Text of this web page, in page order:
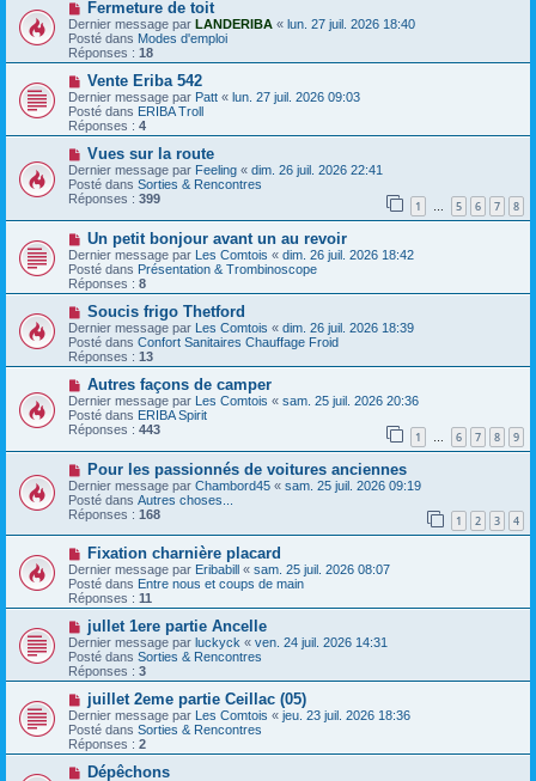
a
g
e
m
e
s
s
a
g
e
N
o
u
v
e
a
m
e
s
s
g
e
Fermeture de toit
Dernier message par LANDERIBA « lun. 27 juil. 2026 18:40
Posté dans Modes d'emploi
Réponses : 18
N
o
u
v
e
a
m
e
s
s
a
g
e
Vente Eriba 542
Dernier message par Patt « lun. 27 juil. 2026 09:03
Posté dans ERIBA Troll
Réponses : 4
N
o
u
v
e
a
m
e
s
s
a
g
e
Vues sur la route
Dernier message par Feeling « dim. 26 juil. 2026 22:41
Posté dans Sorties & Rencontres
Réponses : 399 1 … 5 6 7 8
N
o
u
v
e
a
u
m
e
s
a
g
e
Un petit bonjour avant un au revoir
Dernier message par Les Comtois « dim. 26 juil. 2026 18:42
Posté dans Présentation & Trombinoscope
Réponses : 8
N
o
u
v
e
u
m
e
s
s
a
g
e
Soucis frigo Thetford
Dernier message par Les Comtois « dim. 26 juil. 2026 18:39
Posté dans Confort Sanitaires Chauffage Froid
Réponses : 13
N
o
u
v
e
a
u
m
e
s
s
a
e
Autres façons de camper
Dernier message par Les Comtois « sam. 25 juil. 2026 20:36
Posté dans ERIBA Spirit
Réponses : 443 1 … 6 7 8 9
N
o
u
v
e
a
m
e
s
s
a
g
e
Pour les passionnés de voitures anciennes
Dernier message par Chambord45 « sam. 25 juil. 2026 09:19
Posté dans Autres choses...
Réponses : 168 1 2 3 4
N
o
u
v
e
a
u
m
e
s
s
a
g
e
Fixation charnière placard
Dernier message par Eribabill « sam. 25 juil. 2026 08:07
Posté dans Entre nous et coups de main
Réponses : 11
N
o
u
v
e
a
u
m
e
s
s
jullet 1ere partie Ancelle
Dernier message par luckyck « ven. 24 juil. 2026 14:31
Posté dans Sorties & Rencontres
Réponses : 3
N
o
u
v
e
a
juillet 2eme partie Ceillac (05)
Dernier message par Les Comtois « jeu. 23 juil. 2026 18:36
Posté dans Sorties & Rencontres
Réponses : 2
NDépêchons